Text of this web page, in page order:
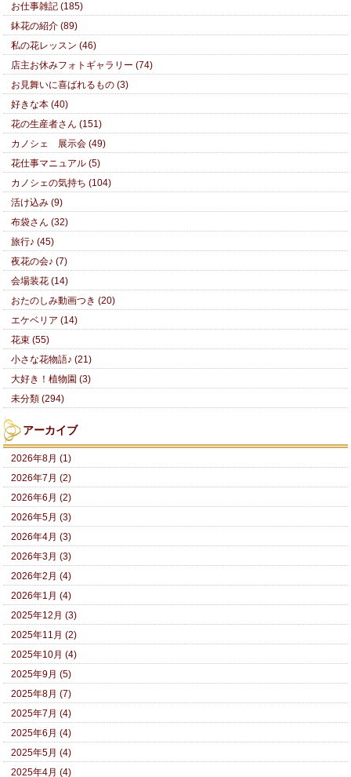
お仕事雑記 (185)
鉢花の紹介 (89)
私の花レッスン (46)
店主お休みフォトギャラリー (74)
お見舞いに喜ばれるもの (3)
好きな本 (40)
花の生産者さん (151)
カノシェ 展示会 (49)
花仕事マニュアル (5)
カノシェの気持ち (104)
活け込み (9)
布袋さん (32)
旅行♪ (45)
夜花の会♪ (7)
会場装花 (14)
おたのしみ動画つき (20)
エケベリア (14)
花束 (55)
小さな花物語♪ (21)
大好き！植物園 (3)
未分類 (294)
アーカイブ
2026年8月 (1)
2026年7月 (2)
2026年6月 (2)
2026年5月 (3)
2026年4月 (3)
2026年3月 (3)
2026年2月 (4)
2026年1月 (4)
2025年12月 (3)
2025年11月 (2)
2025年10月 (4)
2025年9月 (5)
2025年8月 (7)
2025年7月 (4)
2025年6月 (4)
2025年5月 (4)
2025年4月 (4)